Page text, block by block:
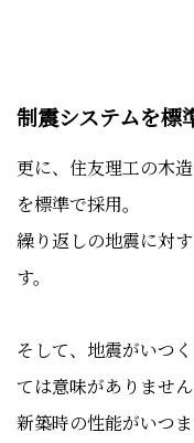
制震システムを標
更に、住友理工の木
を標準で採用。
繰り返しの地震に対
す。
そして、地震がいつ
ては意味がありません
新築時の性能がいつ